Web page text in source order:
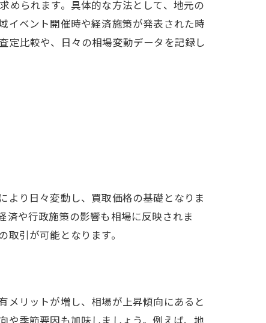
められます。具体的な方法として、地元の
イベント開催時や経済施策が発表された時
定比較や、日々の相場変動データを記録し
より日々変動し、買取価格の基礎となりま
済や行政施策の影響も相場に反映されま
引が可能となります。
メリットが増し、相場が上昇傾向にあると
や季節要因も加味しましょう。例えば、地